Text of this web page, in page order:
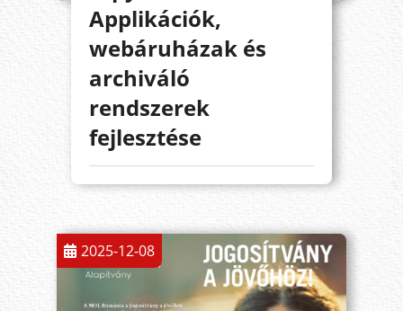
Applikációk,
webáruházak és
archiváló
rendszerek
fejlesztése
2025-12-08